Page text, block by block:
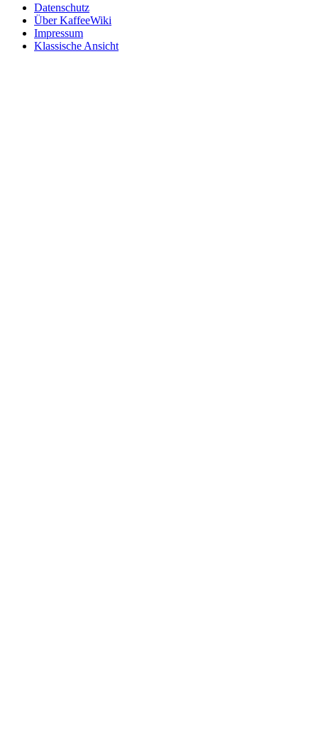
Datenschutz
Über KaffeeWiki
Impressum
Klassische Ansicht